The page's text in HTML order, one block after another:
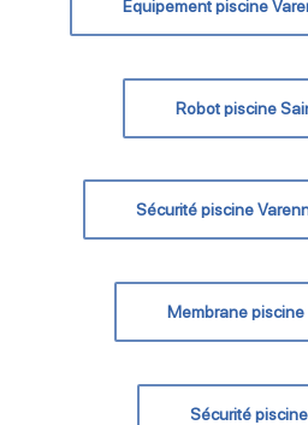
Équipement piscine
Robot piscine
Sécurité piscine
Membrane
Sécurité